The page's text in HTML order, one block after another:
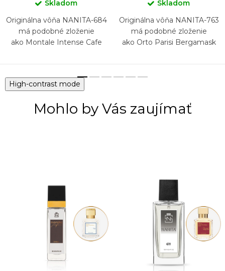
Skladom
Originálna vôňa NANITA-684
má podobné zloženie
ako Montale Intense Cafe
Skladom
Originálna vôňa NANITA-763
má podobné zloženie
ako Orto Parisi Bergamask
High-contrast mode
Mohlo by Vás zaujímať